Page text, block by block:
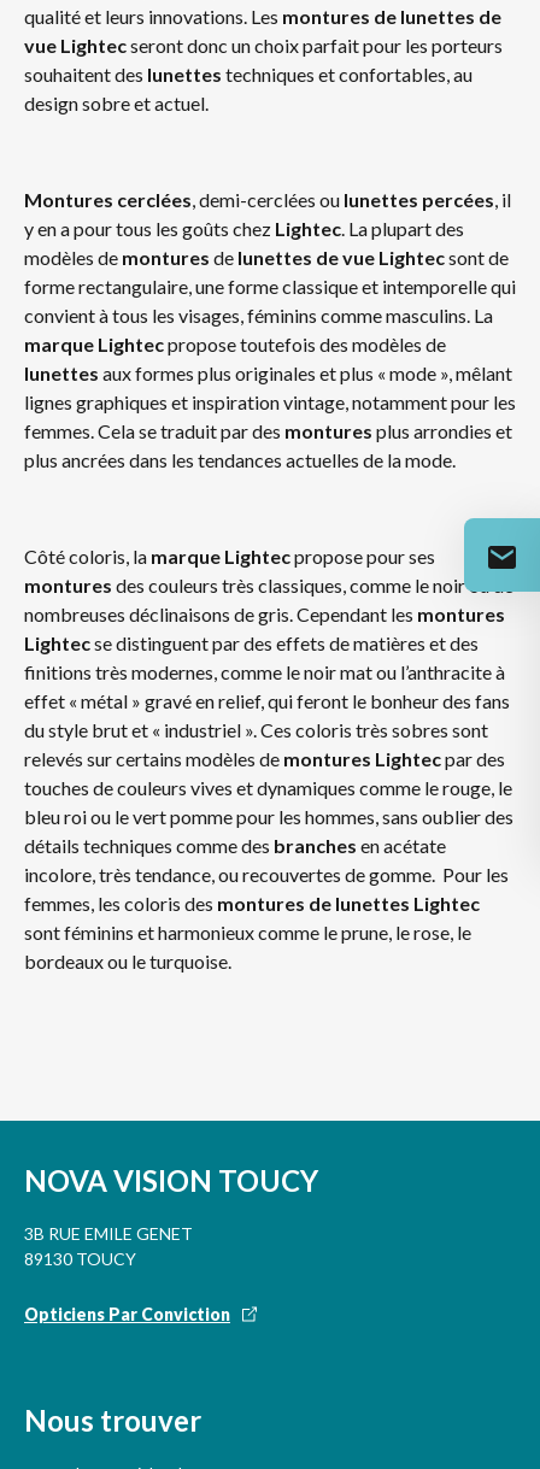
qualité et leurs innovations. Les montures de lunettes de
vue Lightecseront donc un choix parfait pour les porteurs
souhaitent des lunettes techniques et confortables, au
design sobre et actuel.
Montures cerclées, demi-cerclées ou lunettes percées, il
y en a pour tous les goûts chez Lightec. La plupart des
modèles de montures de lunettes de vue Lightecsont de
forme rectangulaire, une forme classique et intemporelle qui
convient à tous les visages, féminins comme masculins. La
marque Lightecpropose toutefois des modèles de
lunettes aux formes plus originales et plus « mode », mêlant
lignes graphiques et inspiration vintage, notamment pour les
femmes. Cela se traduit par des montures plus arrondies et
plus ancrées dans les tendances actuelles de la mode.
Côté coloris, la marque Lightecpropose pour ses
montures des couleurs très classiques, comme le noir ou de
nombreuses déclinaisons de gris. Cependant les montures
Lightecse distinguent par des effets de matières et des
finitions très modernes, comme le noir mat ou l’anthracite à
effet « métal » gravé en relief, qui feront le bonheur des fans
du style brut et « industriel ». Ces coloris très sobres sont
relevés sur certains modèles de montures Lightecpar des
touches de couleurs vives et dynamiques comme le rouge, le
bleu roi ou le vert pomme pour les hommes, sans oublier des
détails techniques comme des branches en acétate
incolore, très tendance, ou recouvertes de gomme. Pour les
femmes, les coloris des montures de lunettes Lightec
sont féminins et harmonieux comme le prune, le rose, le
bordeaux ou le turquoise.
NOVA VISION TOUCY
3B RUE EMILE GENET
89130 TOUCY
Opticiens Par Conviction
Nous trouver